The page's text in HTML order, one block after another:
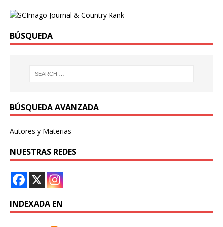
BÚSQUEDA
BÚSQUEDA AVANZADA
Autores y Materias
NUESTRAS REDES
INDEXADA EN